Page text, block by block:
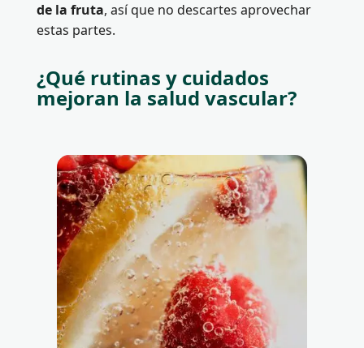
de la fruta, así que no descartes aprovechar
estas partes.
¿Qué rutinas y cuidados
mejoran la salud vascular?